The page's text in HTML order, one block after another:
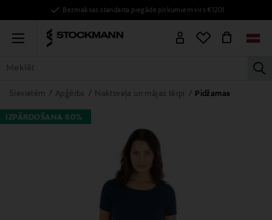
Bezmaksas standarta piegāde pirkumiem virs €120!
Menu
VISAS PRECES SIEVIETĒM VĪRIEŠIEM BĒRNIEM
Sievietēm Apģērbs Naktsveļa un mājas tērpi Pidžamas
IZPĀRDOŠANA 60%